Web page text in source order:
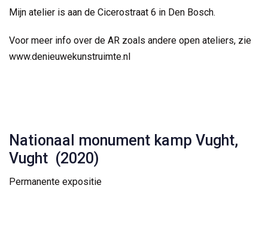
Mijn atelier is aan de Cicerostraat 6 in Den Bosch.
Voor meer info over de AR zoals andere open ateliers, zie
www.denieuwekunstruimte.nl
Nationaal monument kamp Vught,
Vught (2020)
Permanente expositie
2015-2020